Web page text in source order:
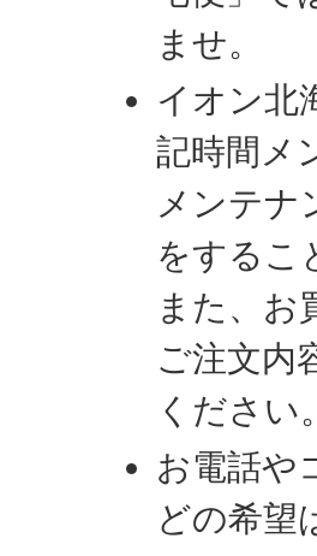
ませ。
イオン北
記時間メ
メンテナ
をするこ
また、お
ご注文内
ください
お電話や
どの希望